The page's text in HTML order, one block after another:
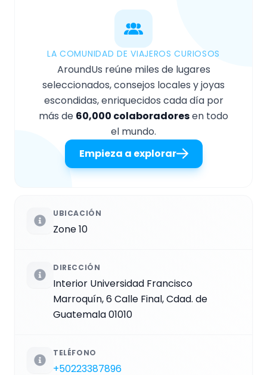
LA COMUNIDAD DE VIAJEROS CURIOSOS
AroundUs reúne miles de lugares
seleccionados, consejos locales y joyas
escondidas, enriquecidos cada día por
más de 60,000 colaboradoresen todo
el mundo.
Empieza a explorar
UBICACIÓN
Zone 10
DIRECCIÓN
Interior Universidad Francisco
Marroquín, 6 Calle Final, Cdad. de
Guatemala 01010
TELÉFONO
+50223387896